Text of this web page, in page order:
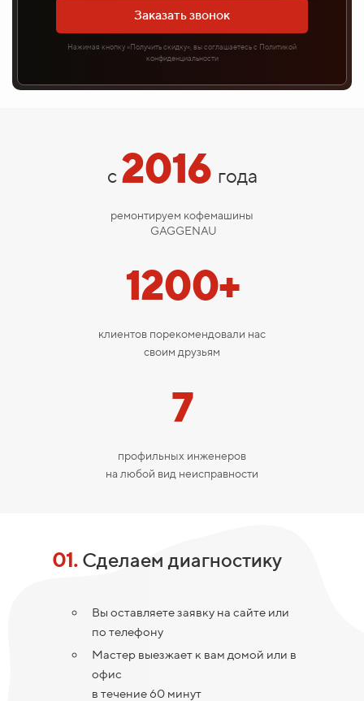
Заказать звонок
Нажимая кнопку «Получить скидку», вы соглашаетесь с Политикой
конфиденциальности
с 2016 года
ремонтируем кофемашины
GAGGENAU
1200+
клиентов порекомендовали нас
своим друзьям
7
профильных инженеров
на любой вид неисправности
01. Сделаем диагностику
Вы оставляете заявку на сайте или
по телефону
Мастер выезжает к вам домой или в
офис
в течение 60 минут